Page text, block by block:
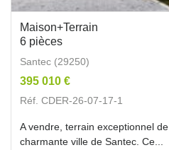
Maison+Terrain
6 pièces
Santec (29250)
395 010 €
Réf. CDER-26-07-17-1
A vendre, terrain exceptionnel
charmante ville de Santec. Ce...